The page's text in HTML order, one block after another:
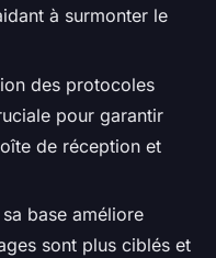
à surmonter le
des protocoles
pour garantir
de réception et
base améliore
sont plus ciblés et